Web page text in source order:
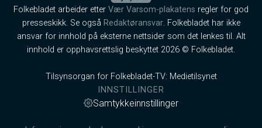
Folkebladet arbeider etter Vær Varsom-plakatens regler for god
presseskikk. Se også Redaktøransvar. Folkebladet har ikke
ansvar for innhold på eksterne nettsider som det lenkes til. Alt
innhold er opphavsrettslig beskyttet 2026 © Folkebladet.
Tilsynsorgan for Folkebladet-TV: Medietilsynet
INNSTILLINGER
Samtykkeinnstillinger